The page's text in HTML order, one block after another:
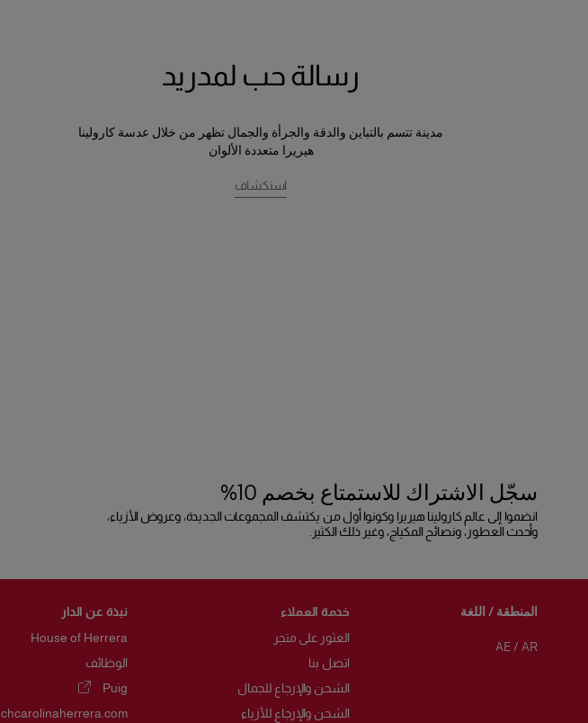
رسالة حب لمدريد
مدينة تتسم بالتباين والدقة والجرأة والجمال تظهر من خلال عدسة كارولينا
هيريرا متعددة الألوان
استكشاف
سجّل الاشتراك للاستمتاع بخصم 10%
انضموا إلى عالم كارولينا هيريرا وكونوا أول من يكتشف المجموعات الجديدة، وعروض الأزياء،
وأحدث العطور، ونصائح المكياج، وغير ذلك الكثير.
المنطقة / اللغة
AE/ AR
خدمة العملاء
العثور على متجر
اتصل بنا
الشحن والإرجاع للجمال
الشحن والإرجاع للأزياء
نبذة عن الدار
House of Herrera
الوظائف
Puig
(يفتح في نافذة جديدة)
chcarolinaherrera.com